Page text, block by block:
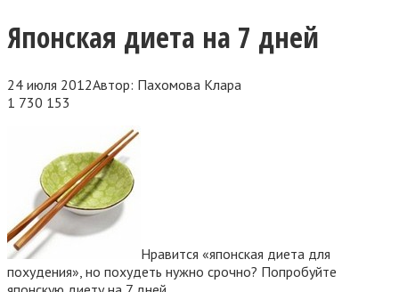
Японская диета на 7 дней
24 июля 2012Автор: Пахомова Клара
1 730 153
Нравится «японская диета для
похудения», но похудеть нужно срочно? Попробуйте